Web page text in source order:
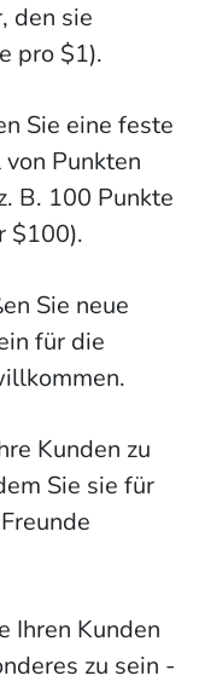
den sie
pro $1).
Sie eine feste
Punkten
B. 100 Punkte
$100).
Sie neue
für die
Kunden zu
Sie sie für
Ihren Kunden
zu sein -